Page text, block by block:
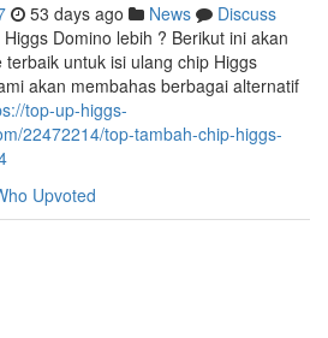
53 days ago News
Discuss
Domino lebih ? Berikut ini akan
untuk isi ulang chip Higgs
akan membahas berbagai alternatif
top-up-higgs-
22472214/top-tambah-chip-higgs-
Upvoted